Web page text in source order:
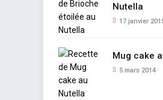
Nutella
17 janvier
Mug cake
5 mars 2014